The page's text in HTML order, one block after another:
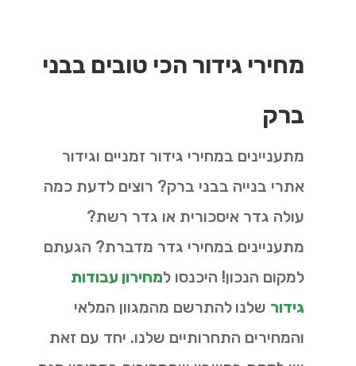
מחירי גידור הכי טובים בבני
ברק
מתעניינים במחירי גידור זמניים וגידור
אתרי בנייה בבני ברק? רוצים לדעת כמה
עולה גדר איסכורית או גדר רשת?
מתעניינים במחירי גדר מדברת? הגעתם
למקום הנכון! היכנסו למחירון עבודות
גידור שלנו להתרשם מהמגוון המלאי
והמחירים התחרותיים שלנו. יחד עם זאת